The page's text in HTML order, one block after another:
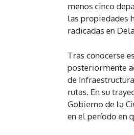
menos cinco
las propiedades
radicadas en
Tras conocerse
posteriormente
de
rutas. En su
Gobierno de la
en el período en